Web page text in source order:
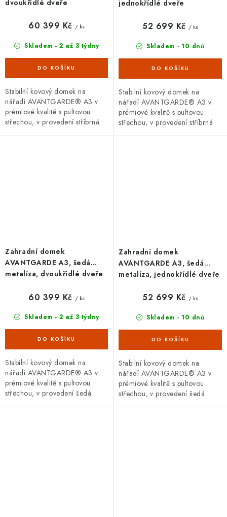
dvoukřídlé dveře
Skladem - 2 až 3 týdny
60 399 Kč / ks
Stabilní kovový domek na
nářadí AVANTGARDE® A3 v
prémiové kvalitě s pultovou
střechou, v provedení stříbrná
jednokřídlé dveře
Skladem - 10 dnů
52 699 Kč / ks
Stabilní kovový domek na
nářadí AVANTGARDE® A3 v
prémiové kvalitě s pultovou
střechou, v provedení stříbrná
Zahradní domek
AVANTGARDE A3, šedá
metalíza, dvoukřídlé dveře
Skladem - 2 až 3 týdny
60 399 Kč / ks
Stabilní kovový domek na
nářadí AVANTGARDE® A3 v
prémiové kvalitě s pultovou
střechou, v provedení šedá
Zahradní domek
AVANTGARDE A3, šedá
metalíza, jednokřídlé dveře
Skladem - 10 dnů
52 699 Kč / ks
Stabilní kovový domek na
nářadí AVANTGARDE® A3 v
prémiové kvalitě s pultovou
střechou, v provedení šedá